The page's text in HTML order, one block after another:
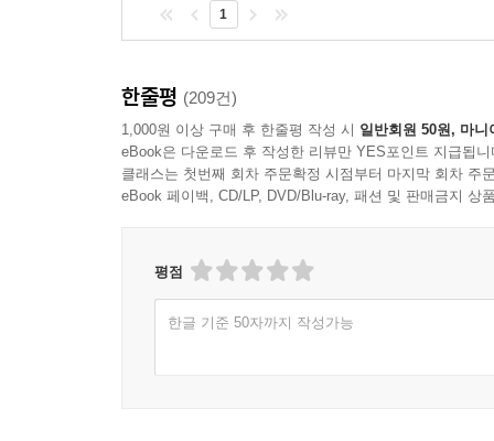
1
한줄평 (209건)
1,000원 이상 구매 후 한줄평 작성 시 일반회원 50원, 마니
eBook은 다운로드 후 작성한 리뷰만 YES포인트 지급됩니
클래스는 첫번째 회차 주문확정 시점부터 마지막 회차 주
eBook 페이백, CD/LP, DVD/Blu-ray, 패션 및 판매금지 상
평점
한글 기준 50자까지 작성가능